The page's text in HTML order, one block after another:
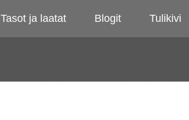
Tasot ja laatat Blogit Tulikivi